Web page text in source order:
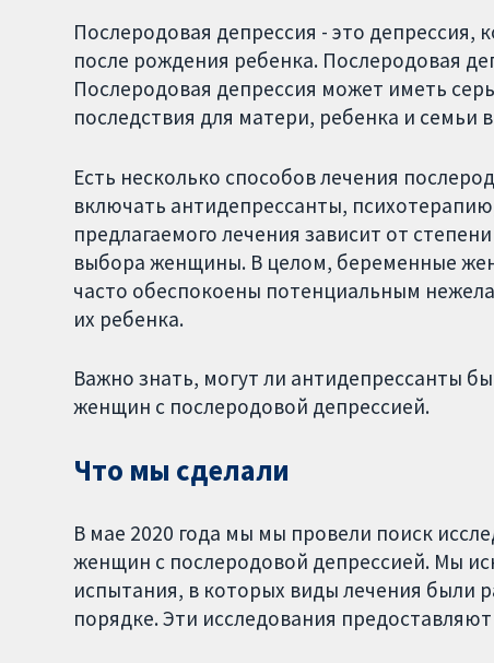
Послеродовая депрессия - это депрессия,
после рождения ребенка. Послеродовая
Послеродовая депрессия может иметь
последствия для матери, ребенка и семьи
Есть несколько способов лечения
включать антидепрессанты,
предлагаемого лечения зависит от
выбора женщины. В целом, беременные
часто обеспокоены потенциальным
их ребенка.
Важно знать, могут ли антидепрессанты
женщин с послеродовой депрессией.
Что мы сделали
В мае 2020 года мы мы провели поиск
женщин с послеродовой депрессией. Мы
испытания, в которых виды лечения были
порядке. Эти исследования